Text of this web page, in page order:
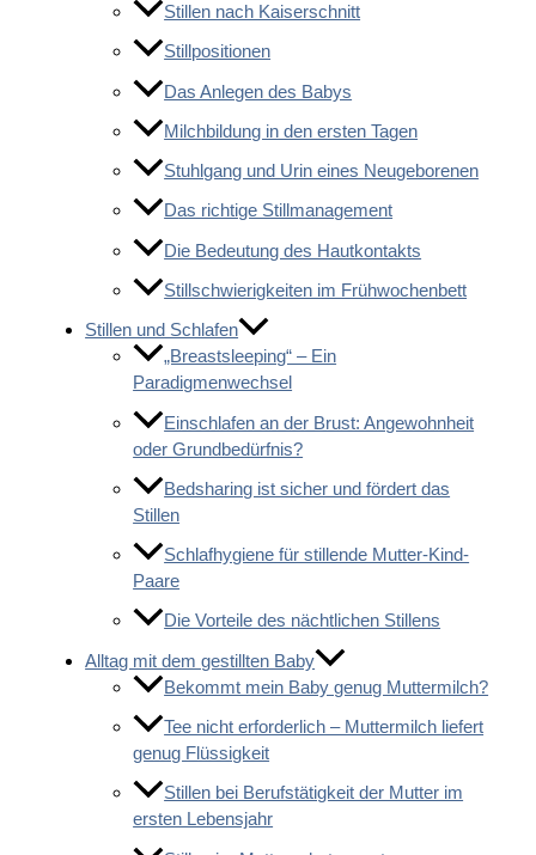
Stillen nach Kaiserschnitt
Stillpositionen
Das Anlegen des Babys
Milchbildung in den ersten Tagen
Stuhlgang und Urin eines Neugeborenen
Das richtige Stillmanagement
Die Bedeutung des Hautkontakts
Stillschwierigkeiten im Frühwochenbett
Stillen und Schlafen
„Breastsleeping“ – Ein
Paradigmenwechsel
Einschlafen an der Brust: Angewohnheit
oder Grundbedürfnis?
Bedsharing ist sicher und fördert das
Stillen
Schlafhygiene für stillende Mutter-Kind-
Paare
Die Vorteile des nächtlichen Stillens
Alltag mit dem gestillten Baby
Bekommt mein Baby genug Muttermilch?
Tee nicht erforderlich – Muttermilch liefert
genug Flüssigkeit
Stillen bei Berufstätigkeit der Mutter im
ersten Lebensjahr